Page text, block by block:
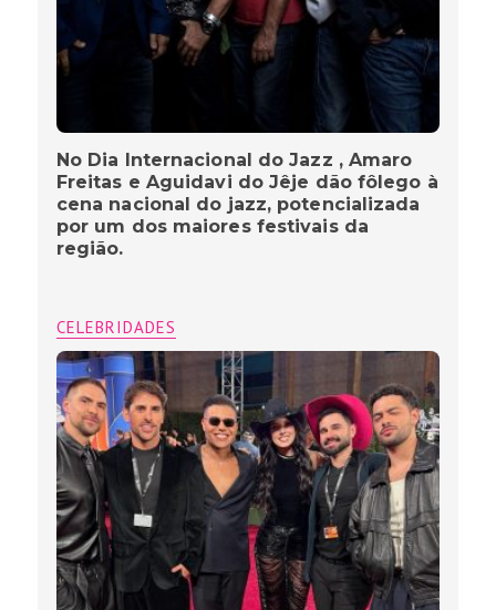
No Dia Internacional do Jazz , Amaro
Freitas e Aguidavi do Jêje dão fôlego à
cena nacional do jazz, potencializada
por um dos maiores festivais da
região.
CELEBRIDADES